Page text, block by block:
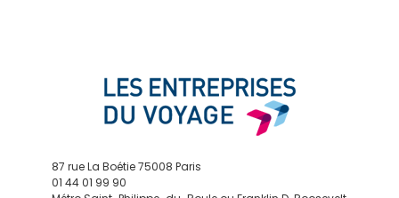
87 rue La Boétie 75008 Paris
01 44 01 99 90